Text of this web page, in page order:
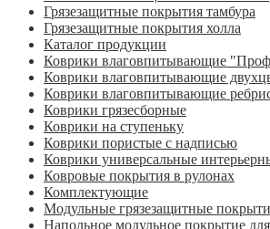
Грязезащитные покрытия тамбура
Грязезащитные покрытия холла
Каталог продукции
Коврики влаговпитывающие
Коврики влаговпитывающие
Коврики влаговпитывающие
Коврики грязесборные
Коврики на ступеньку
Коврики пористые с надписью
Коврики универсальные
Ковровые покрытия в рулонах
Комплектующие
Модульные грязезащитные
Напольное модульное покрытие